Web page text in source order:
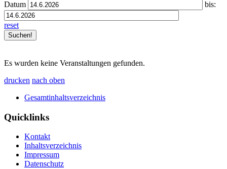
Datum
bis:
reset
Es wurden keine Veranstaltungen gefunden.
drucken nach oben
Gesamtinhaltsverzeichnis
Quicklinks
Kontakt
Inhaltsverzeichnis
Impressum
Datenschutz